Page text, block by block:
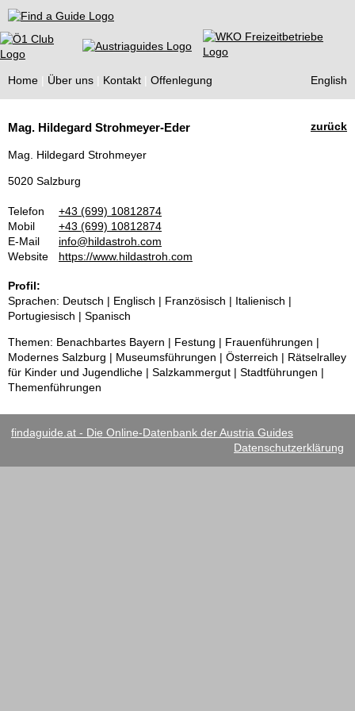
Find a Guide
Home Über uns Kontakt Offenlegung English
Guides
zurück
Mag. Hildegard Strohmeyer-Eder
Mag. Hildegard Strohmeyer
5020 Salzburg
Telefon
+43 (699) 10812874
Mobil
+43 (699) 10812874
E-Mail
info@hildastroh.com
Website
https://www.hildastroh.com
Profil:
Sprachen: Deutsch | Englisch | Französisch | Italienisch |
Portugiesisch | Spanisch
Themen: Benachbartes Bayern | Festung | Frauenführungen |
Modernes Salzburg | Museumsführungen | Österreich | Rätselralley
für Kinder und Jugendliche | Salzkammergut | Stadtführungen |
Themenführungen
findaguide.at - Die Online-Datenbank der Austria Guides
Datenschutzerklärung